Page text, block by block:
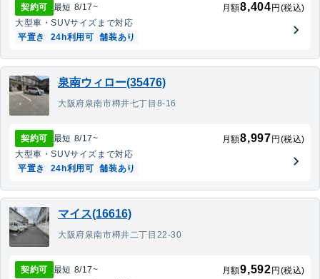
契約可 最短 8/17~ 月額8,404 円(税込)
大型車・SUVサイズまで対応
平置き
24h利用可 舗装あり
泉南ウィロー(35476)
大阪府泉南市樽井七丁目8-16
契約可 最短 8/17~ 月額8,997 円(税込)
大型車・SUVサイズまで対応
平置き
24h利用可 舗装あり
マイス(16616)
大阪府泉南市樽井二丁目22-30
契約可 最短 8/17~ 月額9,592 円(税込)